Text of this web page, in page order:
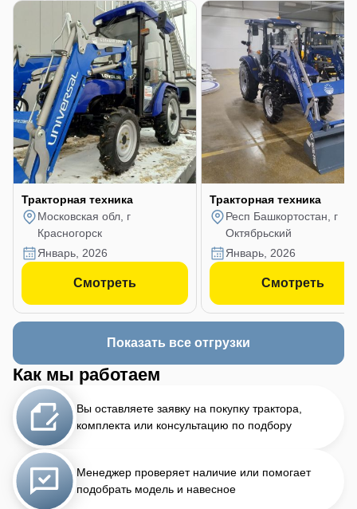
Тракторная техника
Московская обл, г
Красногорск
январь, 2026
Смотреть
Тракторная техника
Респ Башкортостан, г
Октябрьский
январь, 2026
Смотреть
Показать все отгрузки
Как мы работаем
Вы оставляете заявку на покупку трактора,
комплекта или консультацию по подбору
Менеджер проверяет наличие или помогает
подобрать модель и навесное